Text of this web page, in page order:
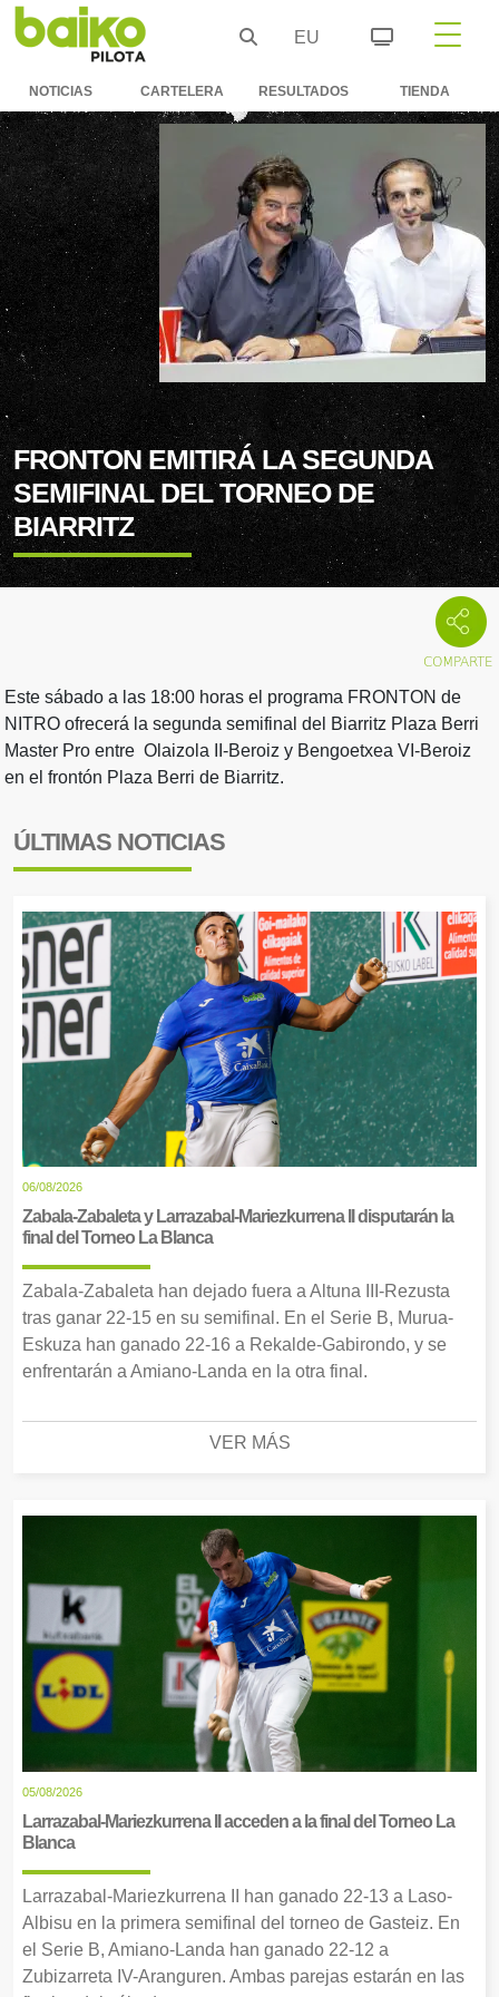
EU
NOTICIAS CARTELERA RESULTADOS TIENDA
FRONTON EMITIRÁ LA SEGUNDA
SEMIFINAL DEL TORNEO DE
BIARRITZ
Este sábado a las 18:00 horas el programa FRONTON de
NITRO ofrecerá la segunda semifinal del Biarritz Plaza Berri
Master Pro entre Olaizola II-Beroiz y Bengoetxea VI-Beroiz
en el frontón Plaza Berri de Biarritz.
ÚLTIMAS NOTICIAS
06/08/2026
Zabala-Zabaleta y Larrazabal-Mariezkurrena II disputarán la
final del Torneo La Blanca
Zabala-Zabaleta han dejado fuera a Altuna III-Rezusta
tras ganar 22-15 en su semifinal. En el Serie B, Murua-
Eskuza han ganado 22-16 a Rekalde-Gabirondo, y se
enfrentarán a Amiano-Landa en la otra final.
VER MÁS
05/08/2026
Larrazabal-Mariezkurrena II acceden a la final del Torneo La
Blanca
Larrazabal-Mariezkurrena II han ganado 22-13 a Laso-
Albisu en la primera semifinal del torneo de Gasteiz. En
el Serie B, Amiano-Landa han ganado 22-12 a
Zubizarreta IV-Aranguren. Ambas parejas estarán en las